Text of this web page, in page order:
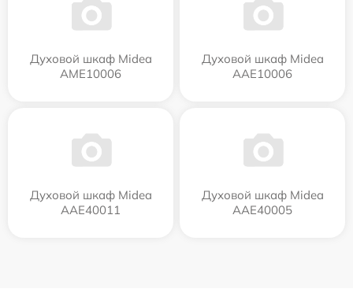
Духовой шкаф Midea
AME10006
Духовой шкаф Midea
AAE10006
Духовой шкаф Midea
AAE40011
Духовой шкаф Midea
AAE40005